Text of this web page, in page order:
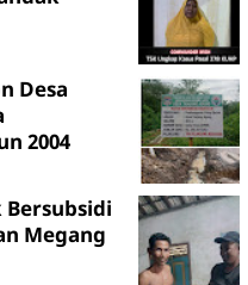
Desa
2004
Bersubsidi
Megang